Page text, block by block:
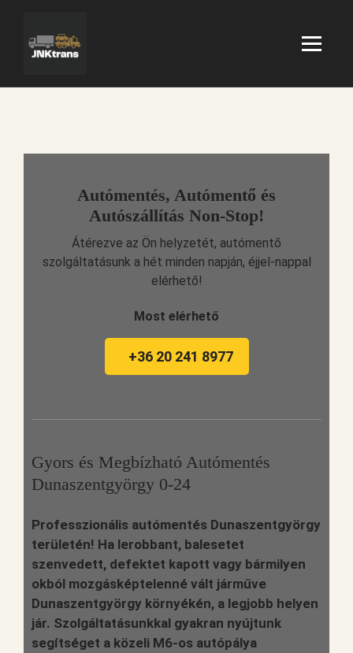
Autómentés, Autómentő és
Autószállítás Non-Stop!
Átérezve az Ön helyzetét, autómentő
szolgáltatásunk a hét minden napján, éjjel-nappal
elérhető!
Most elérhető
+36 20 241 8977
Gyors és Megbízható Autómentés
Dunaszentgyörgy 0-24
Professzionális autómentés Dunaszentgyörgy
területén! Ha lerobbant, balesetet
szenvedett, defektet kapott vagy bármilyen
okból mozgásképtelenné vált járműve
Dunaszentgyörgy környékén, a legjobb helyen
jár. Szolgáltatásunkkal gyakran nyújtunk
segítséget a közeli M6-os autópálya